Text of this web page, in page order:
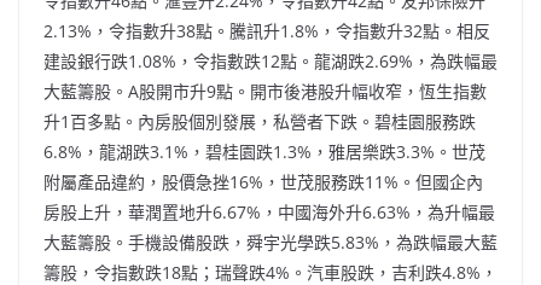
2.13%，令指數升38點。騰訊升1.8%，令指數升32點。相反
建設銀行跌1.08%，令指數跌12點。龍湖跌2.69%，為跌幅最
大藍籌股。A股開市升9點。開市後港股升幅收窄，恆生指數
升1百多點。內房股個別發展，私營者下跌。碧桂園服務跌
6.8%，龍湖跌3.1%，碧桂園跌1.3%，雅居樂跌3.3%。世茂
附屬產品違約，股價急挫16%，世茂服務跌11%。但國企內
房股上升，華潤置地升6.67%，中國海外升6.63%，為升幅最
大藍籌股。手機設備股跌，舜宇光學跌5.83%，為跌幅最大藍
籌股，令指數跌18點；瑞聲跌4%。汽車股跌，吉利跌4.8%，